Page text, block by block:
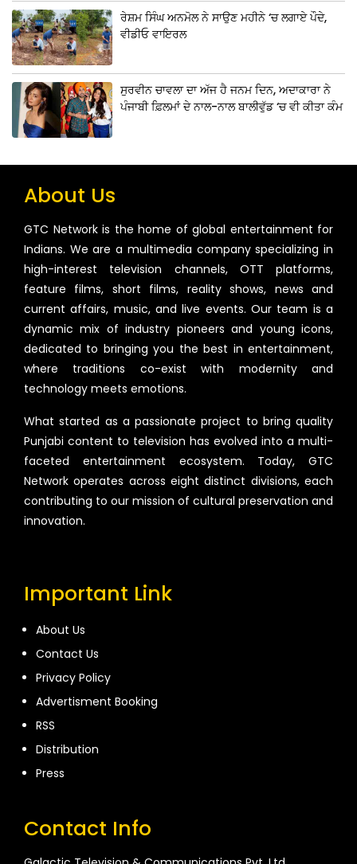
ਰੇਸ਼ਮ ਸਿੰਘ ਅਨਮੋਲ ਨੇ ਸਾਉਣ ਮਹੀਨੇ ‘ਚ ਲਗਾਏ ਪੌਦੇ,
ਵੀਡੀਓ ਵਾਇਰਲ
ਸੁਰਵੀਨ ਚਾਵਲਾ ਦਾ ਅੱਜ ਹੈ ਜਨਮ ਦਿਨ, ਅਦਾਕਾਰਾ ਨੇ
ਪੰਜਾਬੀ ਫ਼ਿਲਮਾਂ ਦੇ ਨਾਲ-ਨਾਲ ਬਾਲੀਵੁੱਡ ‘ਚ ਵੀ ਕੀਤਾ ਕੰਮ
About Us
GTC Network is the home of global entertainment for
Indians. We are a multimedia company specializing in
high-interest television channels, OTT platforms,
feature films, short films, reality shows, news and
current affairs, music, and live events. Our team is a
dynamic mix of industry pioneers and young icons,
dedicated to bringing you the best in entertainment,
where traditions co-exist with modernity and
technology meets emotions.
What started as a passionate project to bring quality
Punjabi content to television has evolved into a multi-
faceted entertainment ecosystem. Today, GTC
Network operates across eight distinct divisions, each
contributing to our mission of cultural preservation and
innovation.
Important Link
About Us
Contact Us
Privacy Policy
Advertisment Booking
RSS
Distribution
Press
Contact Info